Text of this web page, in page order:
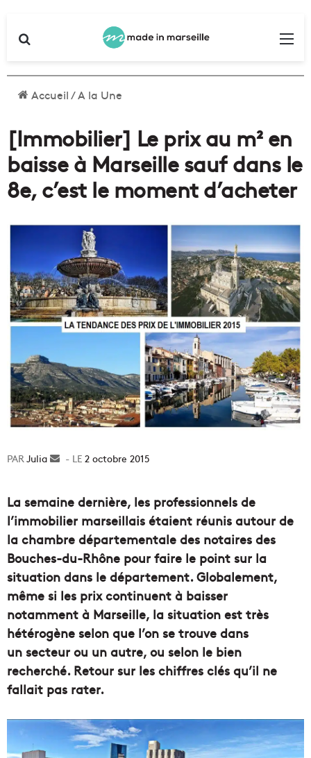
Accueil/A la Une
[Immobilier] Le prix au m² en
baisse à Marseille sauf dans le
8e, c’est le moment d’acheter
Julia
Envoyer2 octobre 2015
La semaine dernière, les professionnels de
l’immobilier marseillais étaient réunis autour de
la chambre départementale des notaires des
Bouches-du-Rhône pour faire le point sur la
situation dans le département. Globalement,
même si les prix continuent à baisser
notamment à Marseille, la situation est très
hétérogène selon que l’on se trouve dans
un secteur ou un autre, ou selon le bien
recherché. Retour sur les chiffres clés qu’il ne
fallait pas rater.